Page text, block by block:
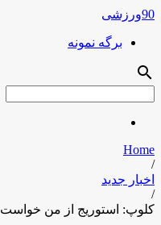
90ورزشی
برگه نمونه
search
Home
/
اخبار جدید
/
کلوپ: استوریج از من خواست 90 دقیقه بازی کند